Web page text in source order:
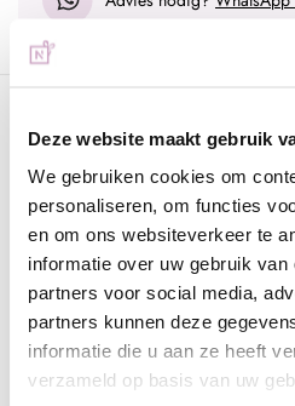
Deze website maakt gebruik
We gebruiken cookies om
personaliseren, om functies
en om ons websiteverkeer te
informatie over uw gebruik
partners voor social media,
partners kunnen deze
informatie die u aan ze heeft
verzameld op basis van uw
Nail Art Sticker
Deze handige sticker geven jou
gemakkelijk heel orginele art te
gebruikt worden zonder extra's
leuk om te combineren met
spidergel en nog veel meer.
Werkwijze